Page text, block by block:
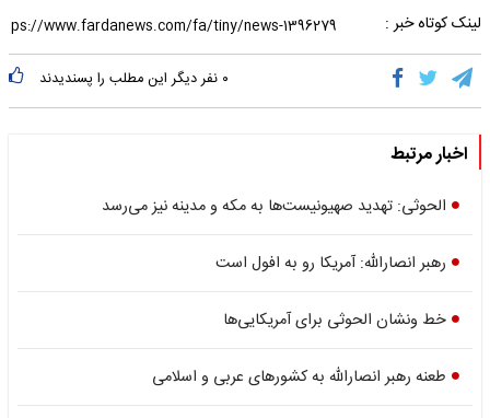
لینک کوتاه خبر :
۰ نفر دیگر این مطلب را پسندیدند
اخبار مرتبط
الحوثی: تهدید صهیونیست‌ها به مکه و مدینه نیز می‌رسد
رهبر انصارالله: آمریکا رو به افول است
خط ونشان الحوثی برای آمریکایی‌ها
طعنه رهبر انصارالله به کشورهای عربی و اسلامی